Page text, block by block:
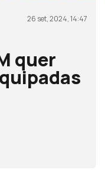
26 set, 2024, 14:47
quer